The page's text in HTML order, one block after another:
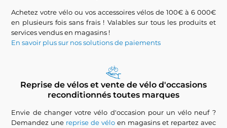
Achetez votre vélo ou vos accessoires vélos de 100€ à 6 000€
en plusieurs fois sans frais ! Valables sur tous les produits et
services vendus en magasins !
En savoir plus sur nos solutions de paiements
Reprise de vélos et vente de vélo d'occasions
reconditionnés toutes marques
Envie de changer votre vélo d'occasion pour un vélo neuf ?
Demandez une reprise de vélo en magasins et repartez avec